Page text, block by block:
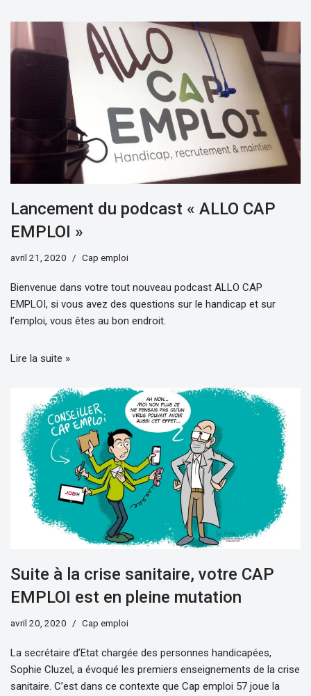
Lancement du podcast « ALLO CAP
EMPLOI »
avril 21, 2020 Cap emploi
Bienvenue dans votre tout nouveau podcast ALLO CAP
EMPLOI, si vous avez des questions sur le handicap et sur
l’emploi, vous êtes au bon endroit.
Lire la suite »
Suite à la crise sanitaire, votre CAP
EMPLOI est en pleine mutation
avril 20, 2020 Cap emploi
La secrétaire d’Etat chargée des personnes handicapées,
Sophie Cluzel, a évoqué les premiers enseignements de la crise
sanitaire. C’est dans ce contexte que Cap emploi 57 joue la